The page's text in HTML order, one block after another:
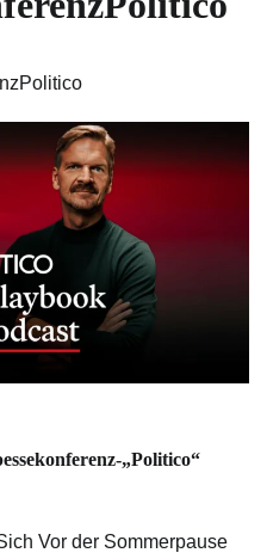
„Politico“
Vor der Sommerpause